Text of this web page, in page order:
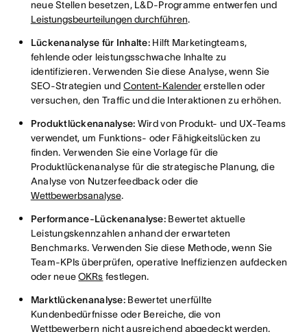
neue Stellen besetzen, L&D-Programme entwerfen und
Leistungsbeurteilungen durchführen.
Lückenanalyse für Inhalte:Hilft Marketingteams,
fehlende oder leistungsschwache Inhalte zu
identifizieren. Verwenden Sie diese Analyse, wenn Sie
SEO-Strategien und Content-Kalendererstellen oder
versuchen, den Traffic und die Interaktionen zu erhöhen.
Produktlückenanalyse: Wird von Produkt- und UX-Teams
verwendet, um Funktions- oder Fähigkeitslücken zu
finden. Verwenden Sie eine Vorlage für die
Produktlückenanalyse für die strategische Planung, die
Analyse von Nutzerfeedback oder die
Wettbewerbsanalyse.
Performance-Lückenanalyse:Bewertet aktuelle
Leistungskennzahlen anhand der erwarteten
Benchmarks. Verwenden Sie diese Methode, wenn Sie
Team-KPIs überprüfen, operative Ineffizienzen aufdecken
oder neueOKRs festlegen.
Marktlückenanalyse: Bewertet unerfüllte
Kundenbedürfnisse oder Bereiche, die von
Wettbewerbern nicht ausreichend abgedeckt werden.